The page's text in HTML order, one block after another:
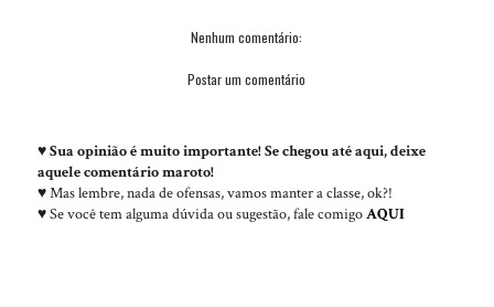
Nenhum comentário:
Postar um comentário
♥Sua opinião é muito importante! Se chegou até aqui, deixe
aquele comentário maroto!
♥ Mas lembre, nada de ofensas, vamos manter a classe, ok?!
♥ Se você tem alguma dúvida ou sugestão, fale comigoAQUI